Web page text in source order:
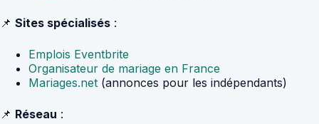
📌 Sites spécialisés :
Emplois Eventbrite
Organisateur de mariage en France
Mariages.net (annonces pour les indépendants)
📌 Réseau :